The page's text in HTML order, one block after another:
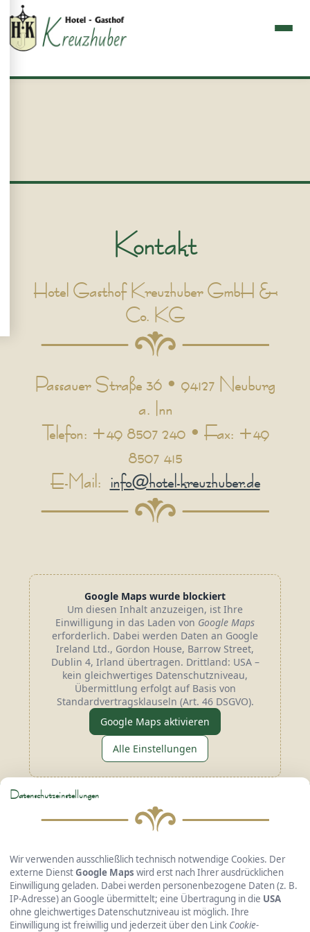
Kontakt
Hotel Gasthof Kreuzhuber GmbH &
Co. KG
Passauer Straße 36 • 94127 Neuburg
a. Inn
Telefon: +49 8507 240 • Fax: +49
8507 415
E-Mail: info@hotel-kreuzhuber.de
Google Maps wurde blockiert
Um diesen Inhalt anzuzeigen, ist Ihre
Einwilligung in das Laden von Google Maps
erforderlich. Dabei werden Daten an Google
Ireland Ltd., Gordon House, Barrow Street,
Dublin 4, Irland übertragen. Drittland: USA –
kein gleichwertiges Datenschutzniveau,
Übermittlung erfolgt auf Basis von
Standardvertragsklauseln (Art. 46 DSGVO).
Google Maps aktivieren
Alle Einstellungen
Hotel Gasthof Kreuzhuber
GmbH & Co. KG
Passauer Straße 36 • 94127 Neuburg a. Inn
Telefon: +49 8507 240 • Fax: +49 8507 415
Datenschutzeinstellungen
Wir verwenden ausschließlich technisch notwendige Cookies. Der
externe DienstGoogle Maps wird erst nach Ihrer ausdrücklichen
Einwilligung geladen. Dabei werden personenbezogene Daten (z. B.
IP-Adresse) an Google übermittelt; eine Übertragung in die USA
ohne gleichwertiges Datenschutzniveau ist möglich. Ihre
Einwilligung ist freiwillig und jederzeit über den Link Cookie-